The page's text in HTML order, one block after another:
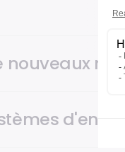
nouveaux